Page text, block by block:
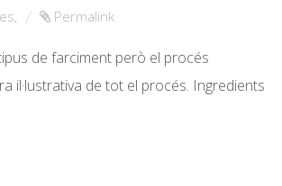
, Permalink
de farciment però el procés
il·lustrativa de tot el procés. Ingredients